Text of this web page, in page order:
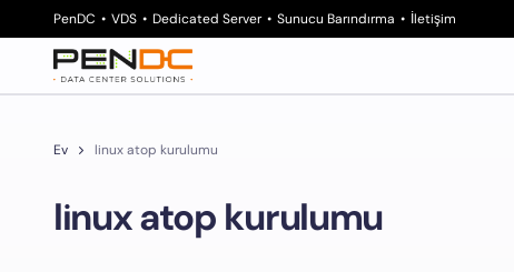
PenDC VDS Dedicated Server Sunucu Barındırma İletişim
Ev linux atop kurulumu
linux atop kurulumu